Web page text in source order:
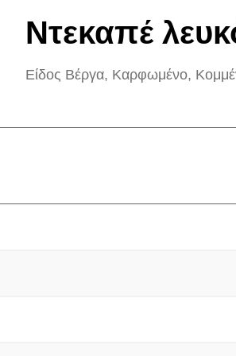
Ντεκαπέ
Είδος Βέργα, Καρφωμένο,